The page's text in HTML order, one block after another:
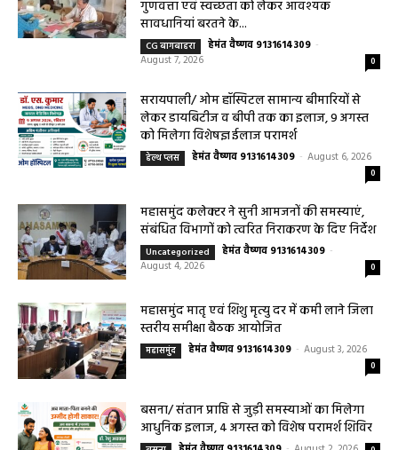
महासमुंद खाद्य सुरक्षा विभाग द्वारा पिथौरा एवं
बागबाहरा में किया औचक निरीक्षण खाद्य पदार्थों की
गुणवत्ता एवं स्वच्छता को लेकर आवश्यक
CG बागबाहरा हेमंत वैष्णव 9131614309 -
August 7, 2026
सरायपाली/ ओम हॉस्पिटल सामान्य बीमारियों से
लेकर डायबिटीज व बीपी तक का इलाज, 9 अगस्त
हेल्थ प्लस हेमंत वैष्णव 9131614309 August 6, 2026
0
महासमुंद कलेक्टर ने सुनी आमजनों की समस्याएं,
Uncategorized हेमंत वैष्णव 9131614309 -
August 4, 2026
महासमुंद मातृ एवं शिशु मृत्यु दर में कमी लाने जिला
महासमुंद हेमंत वैष्णव 9131614309 - August 3, 2026
0